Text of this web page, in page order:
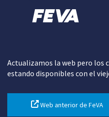
Actualizamos la web pero los
estando disponibles con el
Web anterior de FeVA